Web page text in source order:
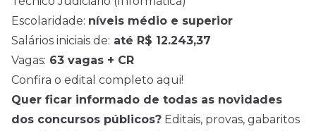
Escolaridade: níveis médio e superior
Salários iniciais de: até R$ 12.243,37
Vagas: 63 vagas + CR
Confira o edital completo aqui!
Quer ficar informado de todas as novidades
dos concursos públicos? Editais, provas, gabaritos